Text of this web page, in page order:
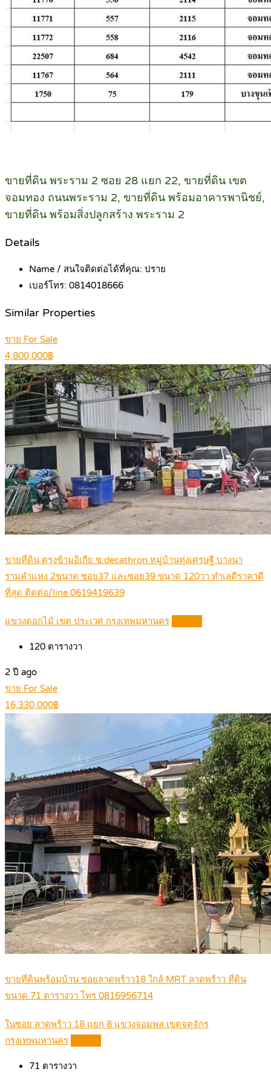
ขายที่ดิน พระราม 2 ซอย 28 แยก 22, ขายที่ดิน เขต
จอมทอง ถนนพระราม 2, ขายที่ดิน พร้อมอาคารพานิชย์,
ขายที่ดิน พร้อมสิ่งปลูกสร้าง พระราม 2
Details
Name / สนใจติดต่อได้ที่คุณ: ปราย
เบอร์โทร: 0814018666
Similar Properties
ขาย For Sale
4,800,000฿
ขายที่ดิน ตรงข้ามอิเกีย ซ.decathron หมู่บ้านทุ่งเศรษฐี บางนา
รามคำแหง 2ขนาด ซอย37 และซอย39 ขนาด 120วา ทำเลดีราคาดี
ที่สุด ติดต่อ/line 0619419639
แขวงดอกไม้ เขต ประเวศ กรุงเทพมหานคร
120 ตารางวา
2 ปี ago
ขาย For Sale
16,330,000฿
ขายที่ดินพร้อมบ้าน ซอยลาดพร้าว18 ใกล้ MRT ลาดพร้าว ที่ดิน
ขนาด 71 ตารางวา โทร 0816956714
ในซอย ลาดพร้าว 18 แยก 8 แขวงจอมพล เขตจตุจักร
กรุงเทพมหานคร
71 ตารางวา